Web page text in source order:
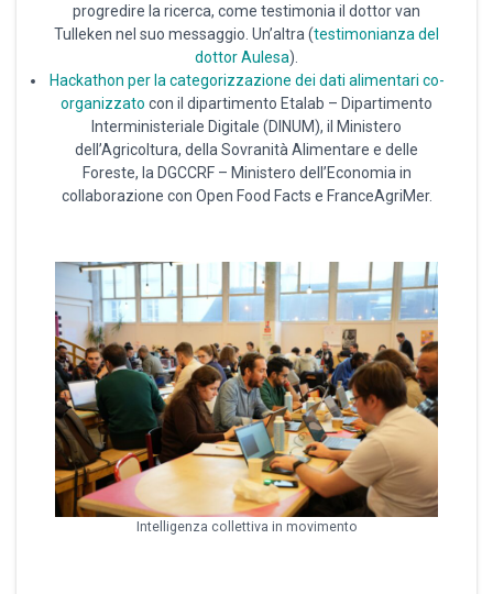
progredire la ricerca, come testimonia il dottor van
Tulleken nel suo messaggio. Un’altra (testimonianza del
dottor Aulesa).
Hackathon per la categorizzazione dei dati alimentari co-
organizzato con il dipartimento Etalab – Dipartimento
Interministeriale Digitale (DINUM), il Ministero
dell’Agricoltura, della Sovranità Alimentare e delle
Foreste, la DGCCRF – Ministero dell’Economia in
collaborazione con Open Food Facts e FranceAgriMer.
Intelligenza collettiva in movimento